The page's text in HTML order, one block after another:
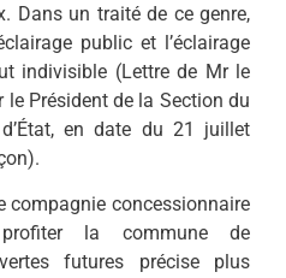
Dans un traité de ce genre,
public et l’éclairage
indivisible (Lettre de Mr le
le Président de la Section du
en date du 21 juillet
compagnie concessionnaire
la commune de
futures précise plus